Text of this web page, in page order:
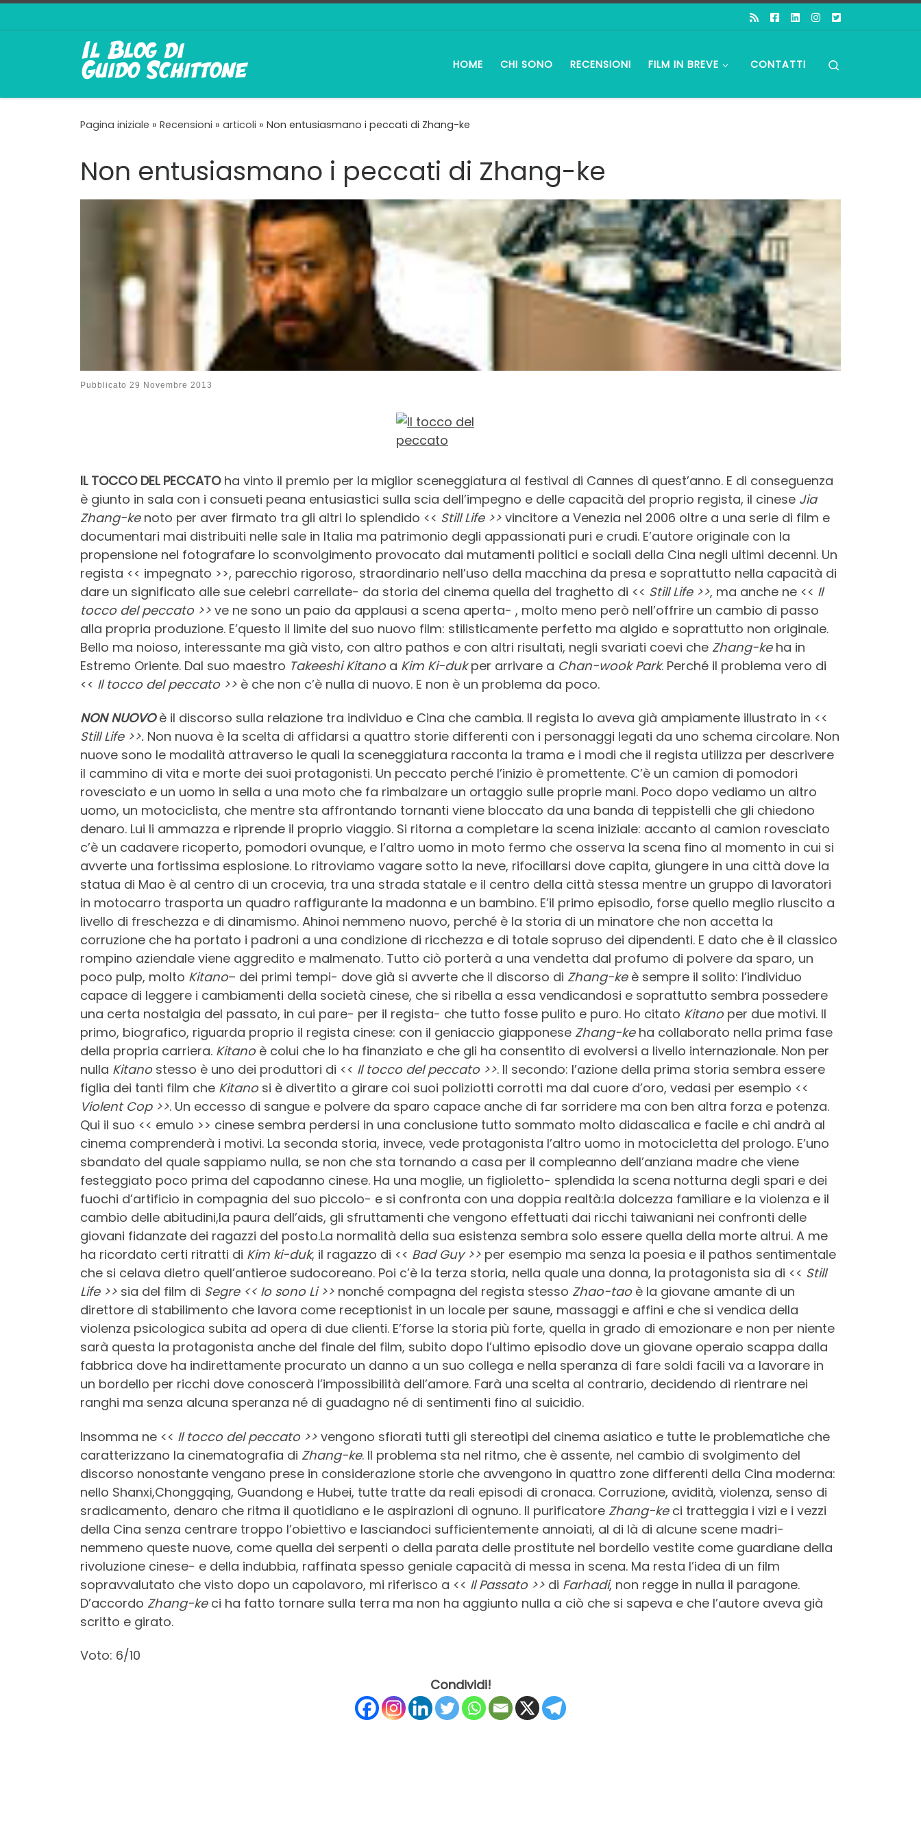
HOME CHI SONO RECENSIONI FILM IN BREVE CONTATTI
Pagina iniziale » Recensioni » articoli » Non entusiasmano i peccati di Zhang-ke
Non entusiasmano i peccati di Zhang-ke
Pubblicato 29 Novembre 2013
IL TOCCO DEL PECCATO ha vinto il premio per la miglior sceneggiatura al festival di Cannes di quest’anno. E di conseguenza
è giunto in sala con i consueti peana entusiastici sulla scia dell’impegno e delle capacità del proprio regista, il cinese Jia
Zhang-kenoto per aver firmato tra gli altri lo splendido << Still Life >> vincitore a Venezia nel 2006 oltre a una serie di film e
documentari mai distribuiti nelle sale in Italia ma patrimonio degli appassionati puri e crudi. E’autore originale con la
propensione nel fotografare lo sconvolgimento provocato dai mutamenti politici e sociali della Cina negli ultimi decenni. Un
regista << impegnato >>, parecchio rigoroso, straordinario nell’uso della macchina da presa e soprattutto nella capacità di
dare un significato alle sue celebri carrellate- da storia del cinema quella del traghetto di << Still Life >>, ma anche ne << Il
tocco del peccato >> ve ne sono un paio da applausi a scena aperta- , molto meno però nell’offrire un cambio di passo
alla propria produzione. E’questo il limite del suo nuovo film: stilisticamente perfetto ma algido e soprattutto non originale.
Bello ma noioso, interessante ma già visto, con altro pathos e con altri risultati, negli svariati coevi che Zhang-ke ha in
Estremo Oriente. Dal suo maestro Takeeshi Kitanoa Kim Ki-dukper arrivare a Chan-wook Park. Perché il problema vero di
<< Il tocco del peccato >> è che non c’è nulla di nuovo. E non è un problema da poco.
NON NUOVOè il discorso sulla relazione tra individuo e Cina che cambia. Il regista lo aveva già ampiamente illustrato in <<
Still Life >>. Non nuova è la scelta di affidarsi a quattro storie differenti con i personaggi legati da uno schema circolare. Non
nuove sono le modalità attraverso le quali la sceneggiatura racconta la trama e i modi che il regista utilizza per descrivere
il cammino di vita e morte dei suoi protagonisti. Un peccato perché l’inizio è promettente. C’è un camion di pomodori
rovesciato e un uomo in sella a una moto che fa rimbalzare un ortaggio sulle proprie mani. Poco dopo vediamo un altro
uomo, un motociclista, che mentre sta affrontando tornanti viene bloccato da una banda di teppistelli che gli chiedono
denaro. Lui li ammazza e riprende il proprio viaggio. Si ritorna a completare la scena iniziale: accanto al camion rovesciato
c’è un cadavere ricoperto, pomodori ovunque, e l’altro uomo in moto fermo che osserva la scena fino al momento in cui si
avverte una fortissima esplosione. Lo ritroviamo vagare sotto la neve, rifocillarsi dove capita, giungere in una città dove la
statua di Mao è al centro di un crocevia, tra una strada statale e il centro della città stessa mentre un gruppo di lavoratori
in motocarro trasporta un quadro raffigurante la madonna e un bambino. E’il primo episodio, forse quello meglio riuscito a
livello di freschezza e di dinamismo. Ahinoi nemmeno nuovo, perché è la storia di un minatore che non accetta la
corruzione che ha portato i padroni a una condizione di ricchezza e di totale sopruso dei dipendenti. E dato che è il classico
rompino aziendale viene aggredito e malmenato. Tutto ciò porterà a una vendetta dal profumo di polvere da sparo, un
poco pulp, molto Kitano– dei primi tempi- dove già si avverte che il discorso di Zhang-keè sempre il solito: l’individuo
capace di leggere i cambiamenti della società cinese, che si ribella a essa vendicandosi e soprattutto sembra possedere
una certa nostalgia del passato, in cui pare- per il regista- che tutto fosse pulito e puro. Ho citato Kitanoper due motivi. Il
primo, biografico, riguarda proprio il regista cinese: con il geniaccio giapponese Zhang-keha collaborato nella prima fase
della propria carriera. Kitano è colui che lo ha finanziato e che gli ha consentito di evolversi a livello internazionale. Non per
nulla Kitano stesso è uno dei produttori di << Il tocco del peccato >>. Il secondo: l’azione della prima storia sembra essere
figlia dei tanti film che Kitano si è divertito a girare coi suoi poliziotti corrotti ma dal cuore d’oro, vedasi per esempio <<
Violent Cop >>. Un eccesso di sangue e polvere da sparo capace anche di far sorridere ma con ben altra forza e potenza.
Qui il suo << emulo >> cinese sembra perdersi in una conclusione tutto sommato molto didascalica e facile e chi andrà al
cinema comprenderà i motivi. La seconda storia, invece, vede protagonista l’altro uomo in motocicletta del prologo. E’uno
sbandato del quale sappiamo nulla, se non che sta tornando a casa per il compleanno dell’anziana madre che viene
festeggiato poco prima del capodanno cinese. Ha una moglie, un figlioletto- splendida la scena notturna degli spari e dei
fuochi d’artificio in compagnia del suo piccolo- e si confronta con una doppia realtà:la dolcezza familiare e la violenza e il
cambio delle abitudini,la paura dell’aids, gli sfruttamenti che vengono effettuati dai ricchi taiwaniani nei confronti delle
giovani fidanzate dei ragazzi del posto.La normalità della sua esistenza sembra solo essere quella della morte altrui. A me
ha ricordato certi ritratti di Kim ki-duk, il ragazzo di << Bad Guy >> per esempio ma senza la poesia e il pathos sentimentale
che si celava dietro quell’antieroe sudocoreano. Poi c’è la terza storia, nella quale una donna, la protagonista sia di << Still
Life >> sia del film di Segre << Io sono Li >> nonché compagna del regista stesso Zhao-taoè la giovane amante di un
direttore di stabilimento che lavora come receptionist in un locale per saune, massaggi e affini e che si vendica della
violenza psicologica subita ad opera di due clienti. E’forse la storia più forte, quella in grado di emozionare e non per niente
sarà questa la protagonista anche del finale del film, subito dopo l’ultimo episodio dove un giovane operaio scappa dalla
fabbrica dove ha indirettamente procurato un danno a un suo collega e nella speranza di fare soldi facili va a lavorare in
un bordello per ricchi dove conoscerà l’impossibilità dell’amore. Farà una scelta al contrario, decidendo di rientrare nei
ranghi ma senza alcuna speranza né di guadagno né di sentimenti fino al suicidio.
Insomma ne << Il tocco del peccato >> vengono sfiorati tutti gli stereotipi del cinema asiatico e tutte le problematiche che
caratterizzano la cinematografia di Zhang-ke. Il problema sta nel ritmo, che è assente, nel cambio di svolgimento del
discorso nonostante vengano prese in considerazione storie che avvengono in quattro zone differenti della Cina moderna:
nello Shanxi,Chonggqing, Guandong e Hubei, tutte tratte da reali episodi di cronaca. Corruzione, avidità, violenza, senso di
sradicamento, denaro che ritma il quotidiano e le aspirazioni di ognuno. Il purificatore Zhang-keci tratteggia i vizi e i vezzi
della Cina senza centrare troppo l’obiettivo e lasciandoci sufficientemente annoiati, al di là di alcune scene madri-
nemmeno queste nuove, come quella dei serpenti o della parata delle prostitute nel bordello vestite come guardiane della
rivoluzione cinese- e della indubbia, raffinata spesso geniale capacità di messa in scena. Ma resta l’idea di un film
sopravvalutato che visto dopo un capolavoro, mi riferisco a << Il Passato >> di Farhadi, non regge in nulla il paragone.
D’accordo Zhang-keci ha fatto tornare sulla terra ma non ha aggiunto nulla a ciò che si sapeva e che l’autore aveva già
scritto e girato.
Voto: 6/10
Condividi!